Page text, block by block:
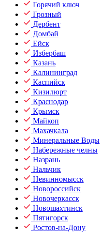
Горячий ключ
Грозный
Дербент
Домбай
Ейск
Избербаш
Казань
Калининград
Каспийск
Кизилюрт
Краснодар
Крымск
Майкоп
Махачкала
Минеральные Воды
Набережные челны
Назрань
Нальчик
Невинномысск
Новороссийск
Новочеркасск
Новошахтинск
Пятигорск
Ростов-на-Дону